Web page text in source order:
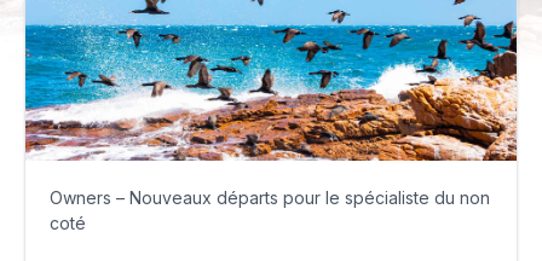
Owners – Nouveaux départs pour le spécialiste du non
coté